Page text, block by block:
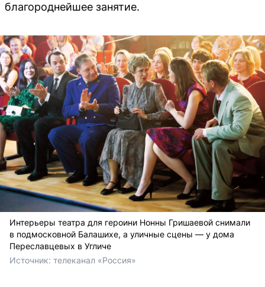
благороднейшее занятие.
Интерьеры театра для героини Нонны Гришаевой снимали
в подмосковной Балашихе, а уличные сцены — у дома
Переславцевых в Угличе
Источник: телеканал «Россия»